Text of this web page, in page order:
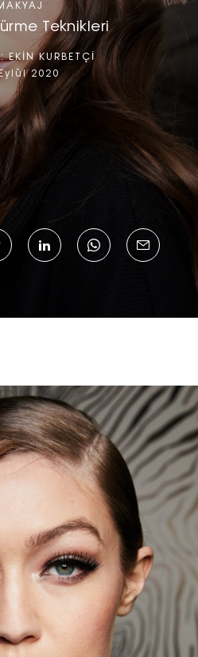
Teknikleri
EKİN KURBETÇİ
Eylül 2020